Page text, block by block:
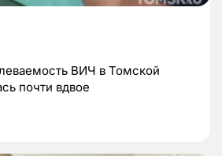
ВИЧ в Томской
почти вдвое